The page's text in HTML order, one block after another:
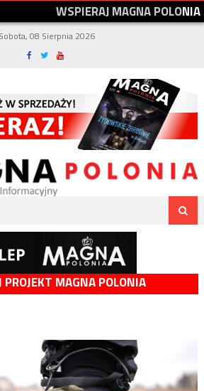
WSPIERAJMAGNAPOLONIA
Sobota, 08 Sierpnia 2026
PROJEKT MAGNA POLONIA